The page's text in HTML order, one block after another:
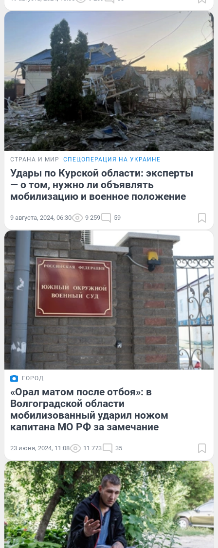
СТРАНА И МИР СПЕЦОПЕРАЦИЯ НА УКРАИНЕ
Удары по Курской области: эксперты
— о том, нужно ли объявлять
мобилизацию и военное положение
9 августа, 2024, 06:30 9 259 59
ГОРОД
«Орал матом после отбоя»: в
Волгоградской области
мобилизованный ударил ножом
капитана МО РФ за замечание
23 июня, 2024, 11:08 11 773 35